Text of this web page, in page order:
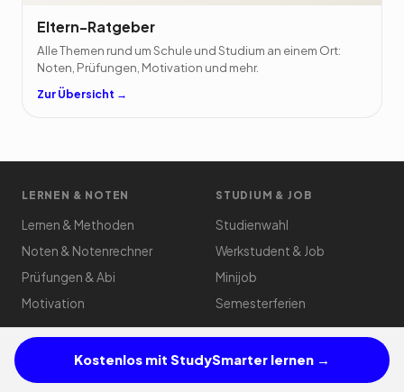
Eltern-Ratgeber
Alle Themen rund um Schule und Studium an einem Ort:
Noten, Prüfungen, Motivation und mehr.
Zur Übersicht →
LERNEN & NOTEN
Lernen & Methoden
Noten & Notenrechner
Prüfungen & Abi
Motivation
STUDIUM & JOB
Studienwahl
Werkstudent & Job
Minijob
Semesterferien
MEDIEN & FAMILIE
KI & Schule
Kostenlos mit StudySmarter lernen →